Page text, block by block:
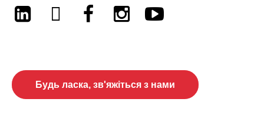
Будь ласка, зв'яжіться з нами